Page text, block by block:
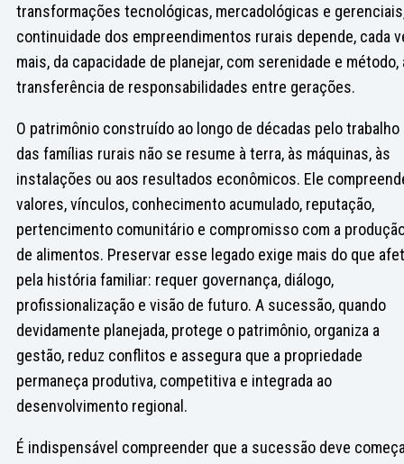
transformações tecnológicas, mercadológicas e
continuidade dos empreendimentos rurais depende, cada
mais, da capacidade de planejar, com serenidade e método,
transferência de responsabilidades entre gerações.
O patrimônio construído ao longo de décadas pelo trabalho
das famílias rurais não se resume à terra, às máquinas, às
instalações ou aos resultados econômicos. Ele
valores, vínculos, conhecimento acumulado, reputação,
pertencimento comunitário e compromisso com a
de alimentos. Preservar esse legado exige mais do que
pela história familiar: requer governança, diálogo,
profissionalização e visão de futuro. A sucessão, quando
devidamente planejada, protege o patrimônio, organiza a
gestão, reduz conflitos e assegura que a propriedade
permaneça produtiva, competitiva e integrada ao
desenvolvimento regional.
É indispensável compreender que a sucessão deve